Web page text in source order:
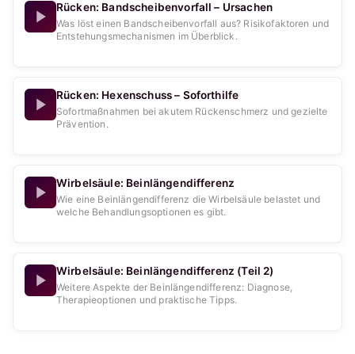
Rücken: Bandscheibenvorfall – Ursachen
Was löst einen Bandscheibenvorfall aus? Risikofaktoren und
Entstehungsmechanismen im Überblick.
Rücken: Hexenschuss – Soforthilfe
Sofortmaßnahmen bei akutem Rückenschmerz und gezielte
Prävention.
Wirbelsäule: Beinlängendifferenz
Wie eine Beinlängendifferenz die Wirbelsäule belastet und
welche Behandlungsoptionen es gibt.
Wirbelsäule: Beinlängendifferenz (Teil 2)
Weitere Aspekte der Beinlängendifferenz: Diagnose,
Therapieoptionen und praktische Tipps.